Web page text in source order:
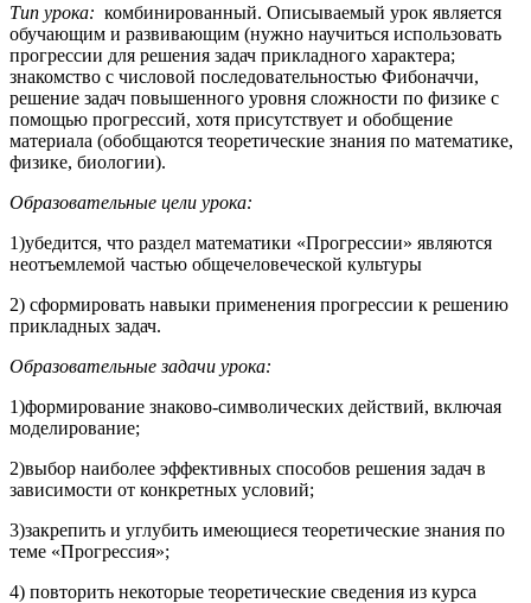
Тип урока: комбинированный. Описываемый урок является
обучающим и развивающим (нужно научиться использовать
прогрессии для решения задач прикладного характера;
знакомство с числовой последовательностью Фибоначчи,
решение задач повышенного уровня сложности по физике с
помощью прогрессий, хотя присутствует и обобщение
материала (обобщаются теоретические знания по математике,
физике, биологии).
Образовательные цели урока:
1)убедится, что раздел математики «Прогрессии» являются
неотъемлемой частью общечеловеческой культуры
2) сформировать навыки применения прогрессии к решению
прикладных задач.
Образовательные задачи урока:
1)формирование знаково-символических действий, включая
моделирование;
2)выбор наиболее эффективных способов решения задач в
зависимости от конкретных условий;
3)закрепить и углубить имеющиеся теоретические знания по
теме «Прогрессия»;
4) повторить некоторые теоретические сведения из курса